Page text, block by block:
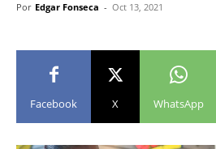
Por Edgar Fonseca - Oct 13, 2021
Facebook X WhatsApp